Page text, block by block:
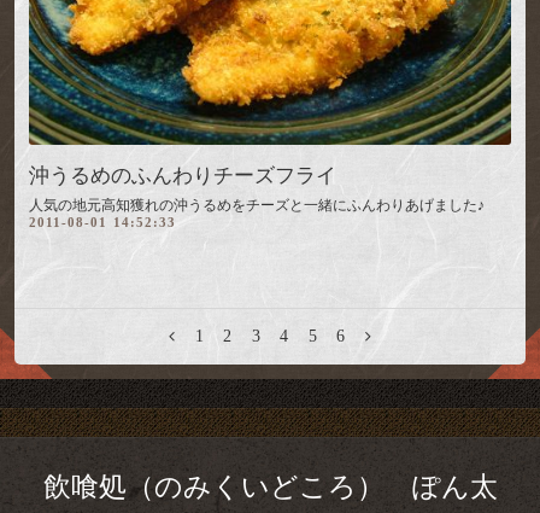
沖うるめのふんわりチーズフライ
人気の地元高知獲れの沖うるめをチーズと一緒にふんわりあげました♪
2011-08-01 14:52:33
1 2 3 4 5 6
飲喰処（のみくいどころ） ぽん太